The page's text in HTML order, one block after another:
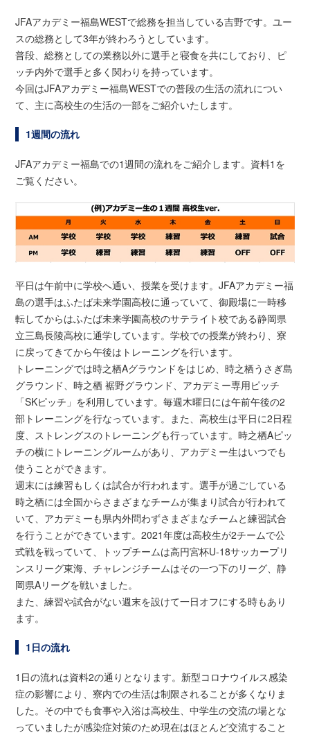
JFAアカデミー福島WESTで総務を担当している吉野です。ユー
スの総務として3年が終わろうとしています。
普段、総務としての業務以外に選手と寝食を共にしており、ピ
ッチ内外で選手と多く関わりを持っています。
今回はJFAアカデミー福島WESTでの普段の生活の流れについ
て、主に高校生の生活の一部をご紹介いたします。
1週間の流れ
JFAアカデミー福島での1週間の流れをご紹介します。資料1を
ご覧ください。
平日は午前中に学校へ通い、授業を受けます。JFAアカデミー福
島の選手はふたば未来学園高校に通っていて、御殿場に一時移
転してからはふたば未来学園高校のサテライト校である静岡県
立三島長陵高校に通学しています。学校での授業が終わり、寮
に戻ってきてから午後はトレーニングを行います。
トレーニングでは時之栖Aグラウンドをはじめ、時之栖うさぎ島
グラウンド、時之栖 裾野グラウンド、アカデミー専用ピッチ
「SKピッチ」を利用しています。毎週木曜日には午前午後の2
部トレーニングを行なっています。また、高校生は平日に2日程
度、ストレングスのトレーニングも行っています。時之栖Aピッ
チの横にトレーニングルームがあり、アカデミー生はいつでも
使うことができます。
週末には練習もしくは試合が行われます。選手が過ごしている
時之栖には全国からさまざまなチームが集まり試合が行われて
いて、アカデミーも県内外問わずさまざまなチームと練習試合
を行うことができています。2021年度は高校生が2チームで公
式戦を戦っていて、トップチームは高円宮杯U-18サッカープリ
ンスリーグ東海、チャレンジチームはその一つ下のリーグ、静
岡県Aリーグを戦いました。
また、練習や試合がない週末を設けて一日オフにする時もあり
ます。
1日の流れ
1日の流れは資料2の通りとなります。新型コロナウイルス感染
症の影響により、寮内での生活は制限されることが多くなりま
した。その中でも食事や入浴は高校生、中学生の交流の場とな
っていましたが感染症対策のため現在はほとんど交流すること